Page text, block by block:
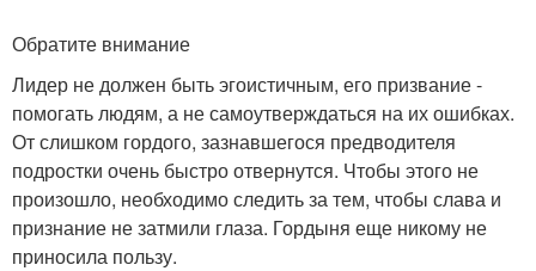
Обратите внимание
Лидер не должен быть эгоистичным, его призвание -
помогать людям, а не самоутверждаться на их ошибках.
От слишком гордого, зазнавшегося предводителя
подростки очень быстро отвернутся. Чтобы этого не
произошло, необходимо следить за тем, чтобы слава и
признание не затмили глаза. Гордыня еще никому не
приносила пользу.